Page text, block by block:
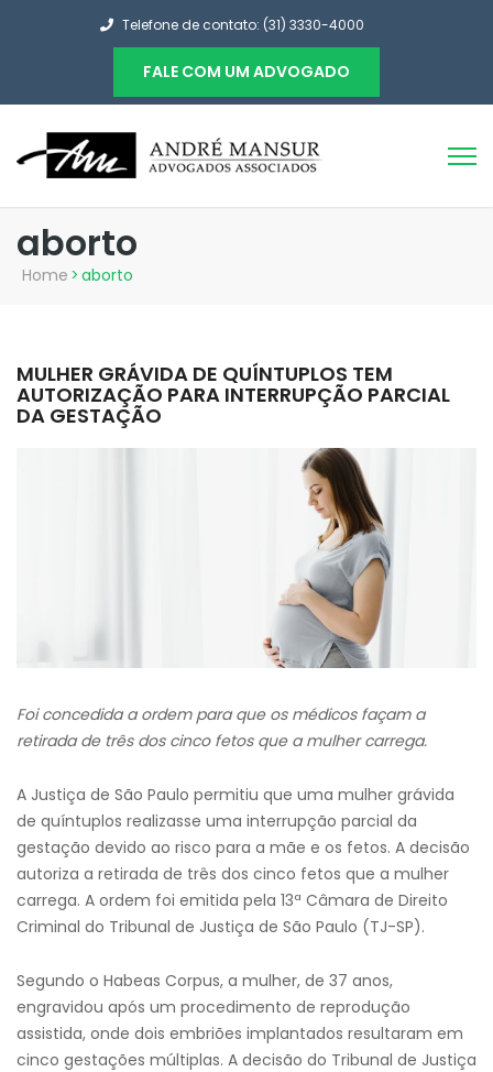
Telefone de contato: (31) 3330-4000
FALE COM UM ADVOGADO
aborto
Home > aborto
MULHER GRÁVIDA DE QUÍNTUPLOS TEM
AUTORIZAÇÃO PARA INTERRUPÇÃO PARCIAL
DA GESTAÇÃO
Foi concedida a ordem para que os médicos façam a
retirada de três dos cinco fetos que a mulher carrega.
A Justiça de São Paulo permitiu que uma mulher grávida
de quíntuplos realizasse uma interrupção parcial da
gestação devido ao risco para a mãe e os fetos. A decisão
autoriza a retirada de três dos cinco fetos que a mulher
carrega. A ordem foi emitida pela 13ª Câmara de Direito
Criminal do Tribunal de Justiça de São Paulo (TJ-SP).
Segundo o Habeas Corpus, a mulher, de 37 anos,
engravidou após um procedimento de reprodução
assistida, onde dois embriões implantados resultaram em
cinco gestações múltiplas. A decisão do Tribunal de Justiça